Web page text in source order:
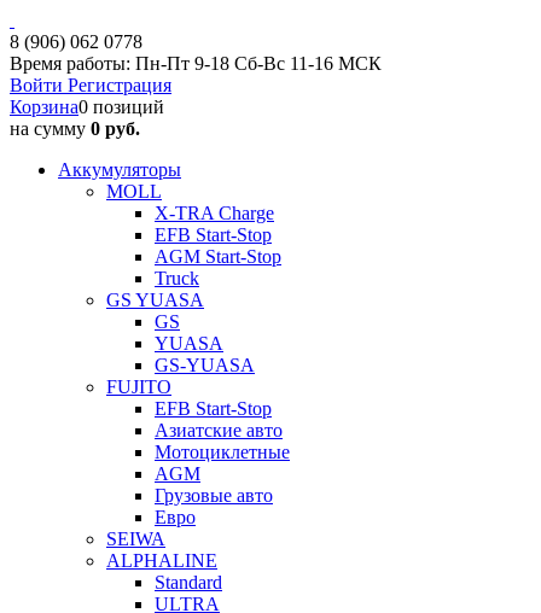
8 (906) 062 0778
Время работы: Пн-Пт 9-18 Сб-Вс 11-16 МСК
Войти Регистрация
Корзина0 позиций
на сумму 0 руб.
Аккумуляторы
MOLL
X-TRA Charge
EFB Start-Stop
AGM Start-Stop
Truck
GS YUASA
GS
YUASA
GS-YUASA
FUJITO
EFB Start-Stop
Азиатские авто
Мотоциклетные
AGM
Грузовые авто
Евро
SEIWA
ALPHALINE
Standard
ULTRA